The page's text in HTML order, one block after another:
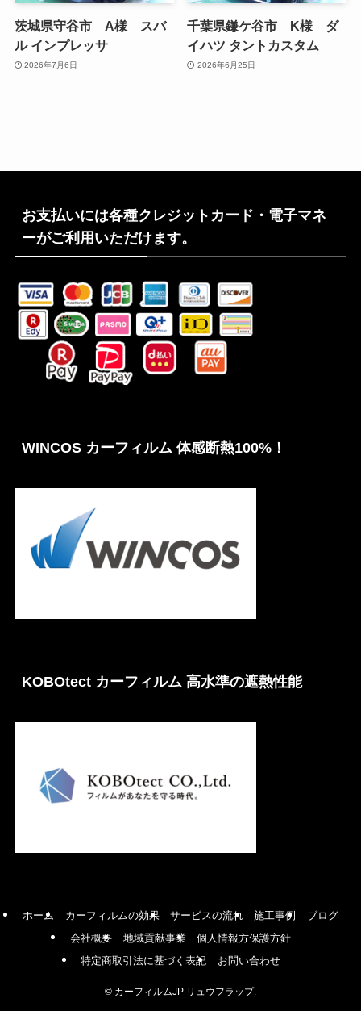
茨城県守谷市 A様 スバ
ル インプレッサ
2026年7月6日
千葉県鎌ケ谷市 K様 ダ
イハツ タントカスタム
2026年6月25日
お支払いには各種クレジットカード・電子マネ
ーがご利用いただけます。
WINCOS カーフィルム 体感断熱100%！
KOBOtect カーフィルム 高水準の遮熱性能
ホーム カーフィルムの効果 サービスの流れ 施工事例
ブログ
会社概要
地域貢献事業
個人情報方保護方針
特定商取引法に基づく表記
お問い合わせ
© カーフィルムJP リュウフラップ.